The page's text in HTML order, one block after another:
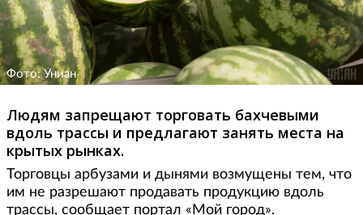
Фото: Униан
Людям запрещают торговать бахчевыми
вдоль трассы и предлагают занять места на
крытых рынках.
Торговцы арбузами и дынями возмущены тем, что
им не разрешают продавать продукцию вдоль
трассы, сообщает портал «Мой город».